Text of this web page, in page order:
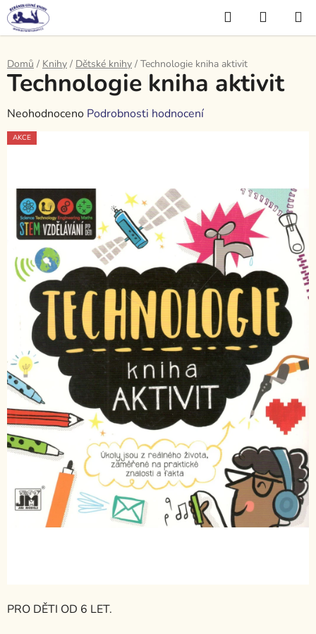
Přejít
na
obsah
Hledat
KOŠÍK
Domů / Knihy / Dětské knihy / Technologie kniha aktivit
PRO DĚTI OD 6 LET.
Technologie kniha aktivit
Průměrné
hodnocení
0,0
hvězdiček.
Neohodnoceno Podrobnosti hodnocení
AKCE